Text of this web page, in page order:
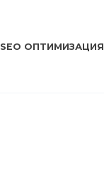
SEO ОПТИМИЗАЦИЯ